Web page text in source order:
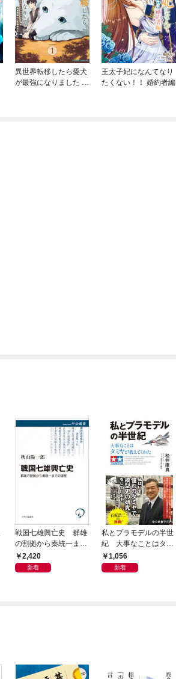
異世界転移したら愛犬
が最強になりました ～
王太子妃になんてなり
たくない！！ 婚約者編
戦国七雄興亡史 群雄
の割拠から秦統一まで
の道程
2,420
新着
私とプラモデルの半世
紀 大事なことはタミ
ヤが教えてくれた
1,056
新着